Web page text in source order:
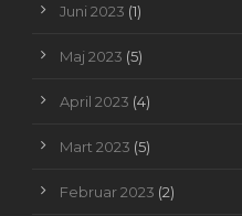
Juni 2023 (1)
Maj 2023 (5)
April 2023 (4)
Mart 2023 (5)
Februar 2023 (2)